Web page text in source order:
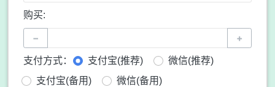
购买:
− +
支付方式： 支付宝(推荐)
微信(推荐)
支付宝(备用)
微信(备用)